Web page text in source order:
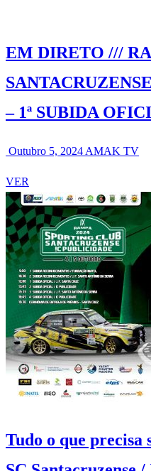
EM DIRETO ///
– 1ª SUBIDA
Outubro 5, 2024 AMAK TV
VER
Tudo o que precisa